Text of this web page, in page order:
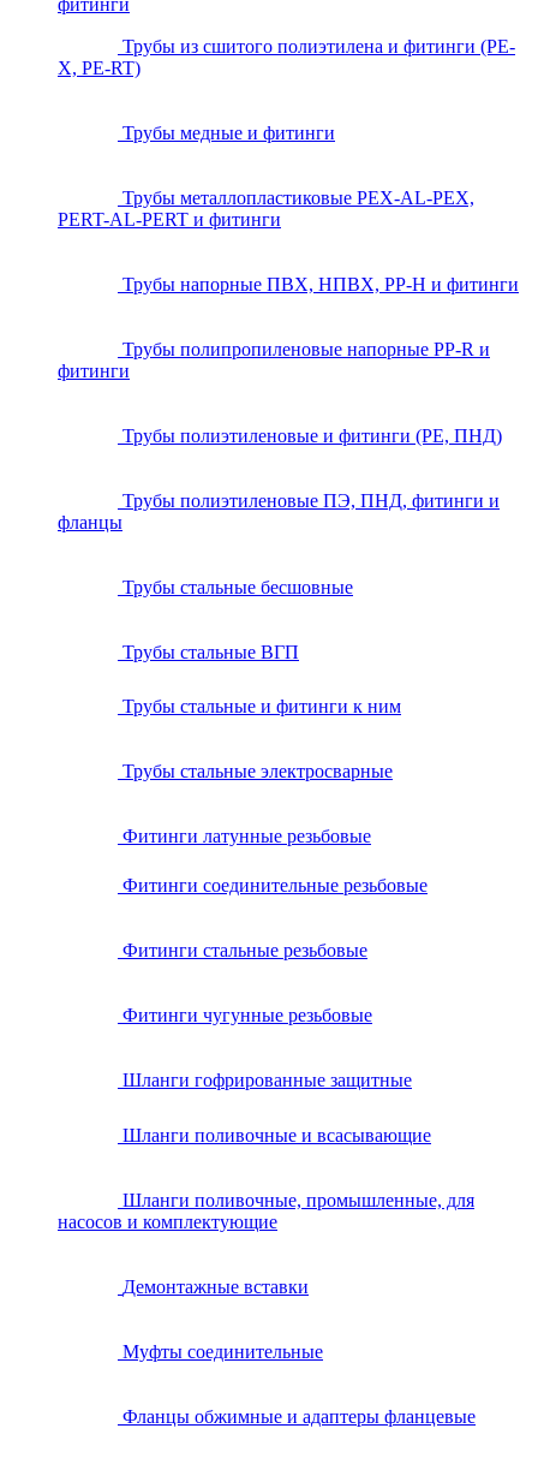
фитинги
Трубы из сшитого полиэтилена и фитинги (PE-
X, PE-RT)
Трубы медные и фитинги
Трубы металлопластиковые PEX-AL-PEX,
PERT-AL-PERT и фитинги
Трубы напорные ПВХ, НПВХ, PP-H и фитинги
Трубы полипропиленовые напорные PP-R и
фитинги
Трубы полиэтиленовые и фитинги (PE, ПНД)
Трубы полиэтиленовые ПЭ, ПНД, фитинги и
фланцы
Трубы стальные бесшовные
Трубы стальные ВГП
Трубы стальные и фитинги к ним
Трубы стальные электросварные
Фитинги латунные резьбовые
Фитинги соединительные резьбовые
Фитинги стальные резьбовые
Фитинги чугунные резьбовые
Шланги гофрированные защитные
Шланги поливочные и всасывающие
Шланги поливочные, промышленные, для
насосов и комплектующие
Демонтажные вставки
Муфты соединительные
Фланцы обжимные и адаптеры фланцевые